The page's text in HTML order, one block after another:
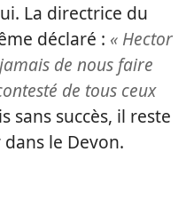
La directrice du
déclaré : « Hector
de nous faire
de tous ceux
sans succès, il reste
le Devon.